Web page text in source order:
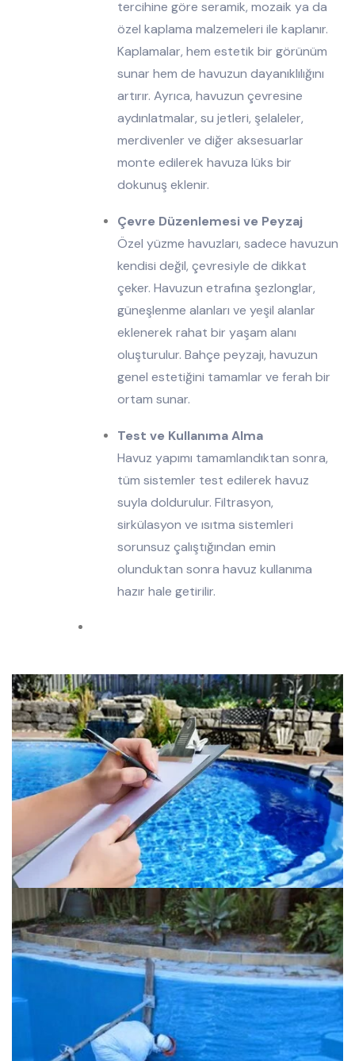
tercihine göre seramik, mozaik ya da
özel kaplama malzemeleri ile kaplanır.
Kaplamalar, hem estetik bir görünüm
sunar hem de havuzun dayanıklılığını
artırır. Ayrıca, havuzun çevresine
aydınlatmalar, su jetleri, şelaleler,
merdivenler ve diğer aksesuarlar
monte edilerek havuza lüks bir
dokunuş eklenir.
Çevre Düzenlemesi ve Peyzaj
Özel yüzme havuzları, sadece havuzun
kendisi değil, çevresiyle de dikkat
çeker. Havuzun etrafına şezlonglar,
güneşlenme alanları ve yeşil alanlar
eklenerek rahat bir yaşam alanı
oluşturulur. Bahçe peyzajı, havuzun
genel estetiğini tamamlar ve ferah bir
ortam sunar.
Test ve Kullanıma Alma
Havuz yapımı tamamlandıktan sonra,
tüm sistemler test edilerek havuz
suyla doldurulur. Filtrasyon,
sirkülasyon ve ısıtma sistemleri
sorunsuz çalıştığından emin
olunduktan sonra havuz kullanıma
hazır hale getirilir.